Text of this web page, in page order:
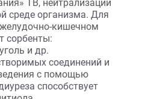
ТВ, нейтрализации
среде организма. Для
кишечном
сорбенты:
и др.
соединений и
с помощью
способствует